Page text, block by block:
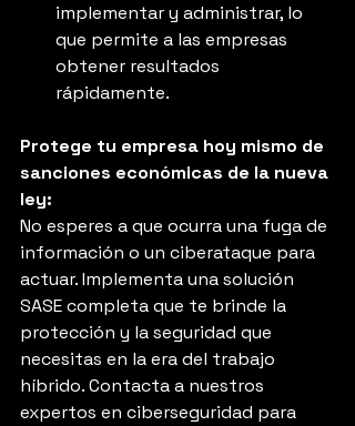
implementar y administrar, lo
que permite a las empresas
obtener resultados
rápidamente.
Protege tu empresa hoy mismo de
sanciones económicas de la nueva
ley:
No esperes a que ocurra una fuga de
información o un ciberataque para
actuar. Implementa una solución
SASE completa que te brinde la
protección y la seguridad que
necesitas en la era del trabajo
híbrido. Contacta a nuestros
expertos en ciberseguridad para